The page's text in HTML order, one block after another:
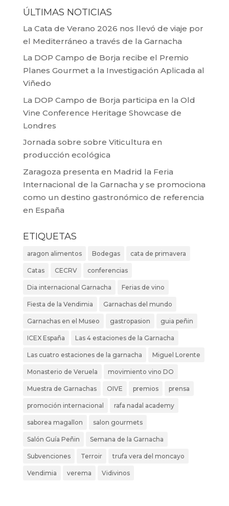
ÚLTIMAS NOTICIAS
La Cata de Verano 2026 nos llevó de viaje por
el Mediterráneo a través de la Garnacha
La DOP Campo de Borja recibe el Premio
Planes Gourmet a la Investigación Aplicada al
Viñedo
La DOP Campo de Borja participa en la Old
Vine Conference Heritage Showcase de
Londres
Jornada sobre sobre Viticultura en
producción ecológica
Zaragoza presenta en Madrid la Feria
Internacional de la Garnacha y se promociona
como un destino gastronómico de referencia
en España
ETIQUETAS
aragon alimentos Bodegas cata de primavera
Catas CECRV conferencias
Dia internacional Garnacha Ferias de vino
Fiesta de la Vendimia Garnachas del mundo
Garnachas en el Museo gastropasion guia peñin
ICEX España Las 4 estaciones de la Garnacha
Las cuatro estaciones de la garnacha Miguel Lorente
Monasterio de Veruela movimiento vino DO
Muestra de Garnachas OIVE premios prensa
promoción internacional rafa nadal academy
saborea magallon salon gourmets
Salón Guía Peñin Semana de la Garnacha
Subvenciones Terroir trufa vera del moncayo
Vendimia verema Vidivinos